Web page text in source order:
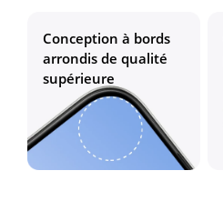
Conception à bords
arrondis de qualité
supérieure